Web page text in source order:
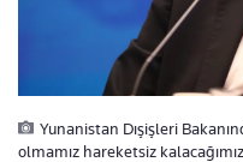
Yunanistan Dışişleri
olmamız hareketsiz